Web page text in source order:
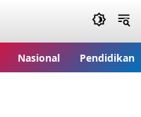
Nasional Pendidikan